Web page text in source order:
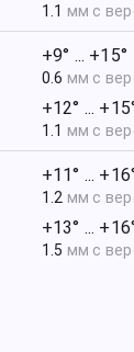
1.1 мм с
+9° ... +15°
0.6 мм с
+12° ...
1.1 мм с
+11° ...
1.2 мм с
+13° ...
1.5 мм с